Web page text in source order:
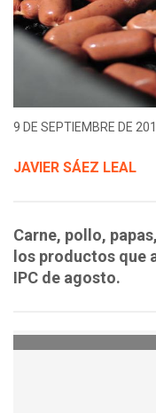
9 DE SEPTIEMBRE DE
JAVIER SÁEZ LEAL
Carne, pollo,
los productos que
IPC de agosto.